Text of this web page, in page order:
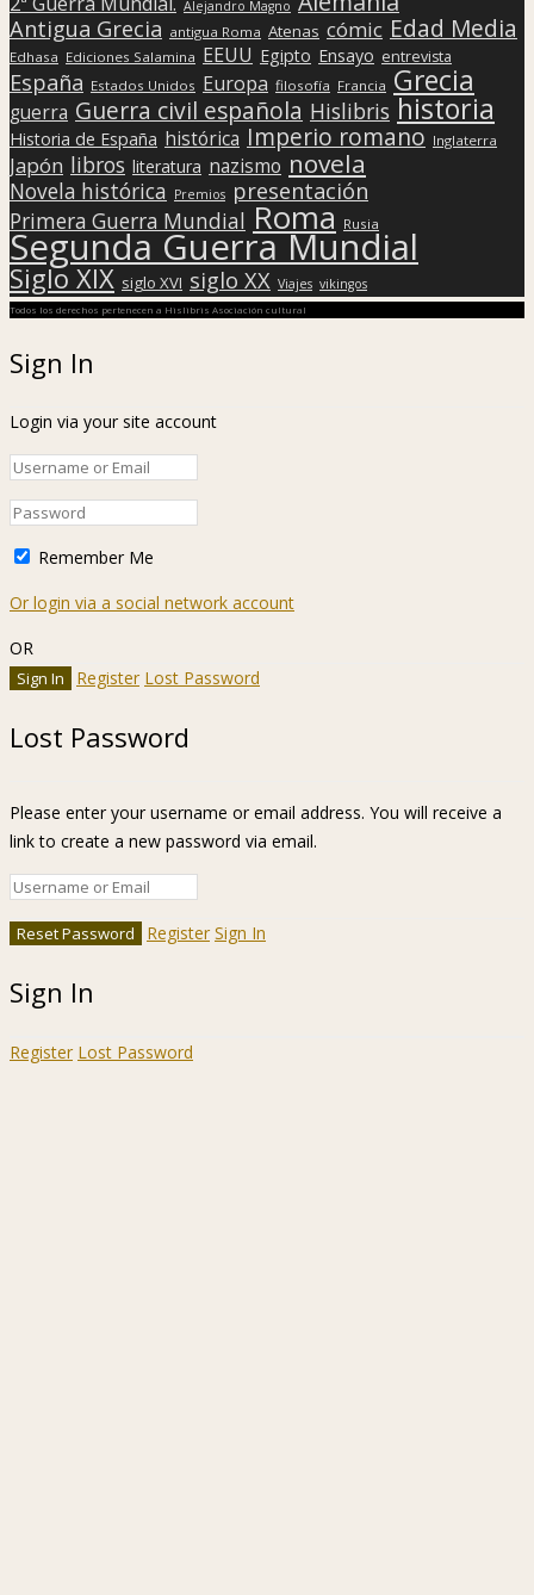
Alejandro Magno
Antigua Grecia antigua Roma Atenas cómic Edad Media
Edhasa Ediciones Salamina EEUU Egipto Ensayo entrevista
España Estados Unidos Europa filosofía Francia Grecia
guerra Guerra civil española Hislibris historia
Historia de España histórica Imperio romano Inglaterra
Japón libros literatura nazismo novela
Novela histórica Premios presentación
Primera Guerra Mundial Roma Rusia
Segunda Guerra Mundial
Siglo XIX siglo XVI siglo XX Viajes vikingos
Todos los derechos pertenecen a Hislibris Asociación cultural
Sign In
Login via your site account
Remember Me
Or login via a social network account
OR
Register Lost Password
Lost Password
Please enter your username or email address. You will receive a
link to create a new password via email.
Register Sign In
Sign In
Register Lost Password